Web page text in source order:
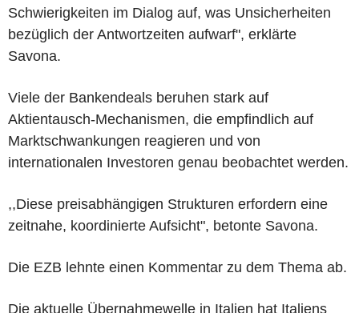
Schwierigkeiten im Dialog auf, was Unsicherheiten
bezüglich der Antwortzeiten aufwarf", erklärte
Savona.
Viele der Bankendeals beruhen stark auf
Aktientausch-Mechanismen, die empfindlich auf
Marktschwankungen reagieren und von
internationalen Investoren genau beobachtet werden.
,,Diese preisabhängigen Strukturen erfordern eine
zeitnahe, koordinierte Aufsicht", betonte Savona.
Die EZB lehnte einen Kommentar zu dem Thema ab.
Die aktuelle Übernahmewelle in Italien hat Italiens